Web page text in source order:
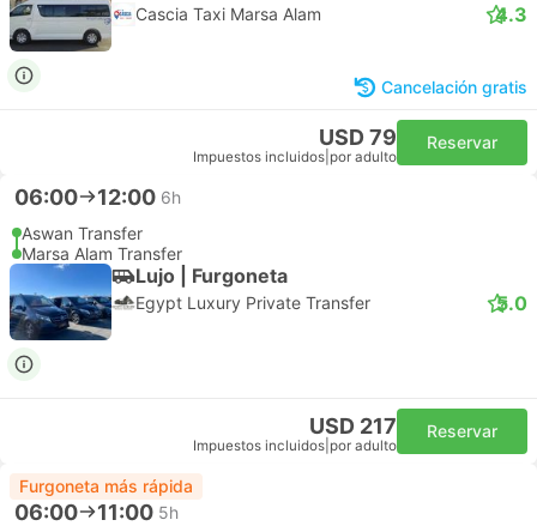
Cascia Taxi Marsa Alam 4.3
Cancelación gratis
USD 79
Impuestos incluidos por adulto
Reservar
06:00 12:00 6h
Aswan Transfer
Marsa Alam Transfer
Lujo | Furgoneta
Egypt Luxury Private Transfer 5.0
USD 217
Impuestos incluidos por adulto
Reservar
Furgoneta más rápida
06:00 11:00 5h